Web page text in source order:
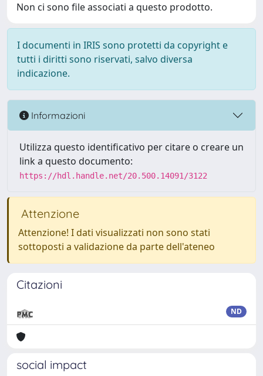
Non ci sono file associati a questo prodotto.
I documenti in IRIS sono protetti da copyright e
tutti i diritti sono riservati, salvo diversa
indicazione.
Informazioni
Utilizza questo identificativo per citare o creare un
link a questo documento:
https://hdl.handle.net/20.500.14091/3122
Attenzione
Attenzione! I dati visualizzati non sono stati
sottoposti a validazione da parte dell'ateneo
Citazioni
ND
social impact